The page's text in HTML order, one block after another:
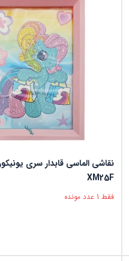
XM25F
فقط 1 عدد مونده